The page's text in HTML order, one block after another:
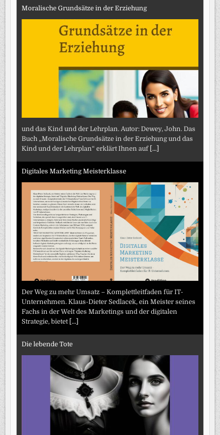
Moralische Grundsätze in der Erziehung
und das Kind und der Lehrplan. Autor: Dewey, John. Das
Buch „Moralische Grundsätze in der Erziehung und das
Kind und der Lehrplan“ erklärt Ihnen auf [...]
Digitales Marketing Meisterklasse
Der Weg zu mehr Umsatz – Komplettleitfaden für IT-
Unternehmen. Klaus-Dieter Sedlacek, ein Meister seines
Fachs in der Welt des Marketings und der digitalen
Strategie, bietet [...]
Die lebende Tote